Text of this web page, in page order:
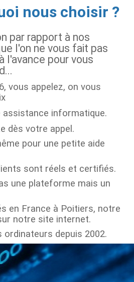
nous choisir ?
par rapport à nos
l'on ne vous fait pas
l'avance pour vous
vous appelez, on vous
informatique.
dès votre appel.
pour une petite aide
sont réels et certifiés.
une plateforme mais un
en France à Poitiers, notre
notre site internet.
ordinateurs depuis 2002.